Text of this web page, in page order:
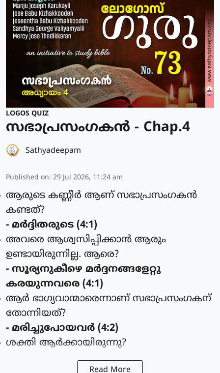
LOGOS QUIZ
സഭാപ്രസംഗകൻ - Chap.4
Sathyadeepam
Published on: 29 Jul 2026, 11:24 am
ആരുടെ കണ്ണീര്‍ ആണ് സഭാപ്രസംഗകന്‍
കണ്ടത്?
- മര്‍ദ്ദിതരുടെ (4:1)
അവരെ ആശ്വസിപ്പിക്കാന്‍ ആരും
ഉണ്ടായിരുന്നില്ല. ആരെ?
- സൂര്യനുകീഴെ മര്‍ദ്ദനങ്ങളേറ്റു
കരയുന്നവരെ (4:1)
ആര്‍ ഭാഗ്യവാന്മാരെന്നാണ് സഭാപ്രസംഗകന്
തോന്നിയത്?
- മരിച്ചുപോയവര്‍ (4:2)
ശക്തി ആര്‍ക്കായിരുന്നു?
Read More